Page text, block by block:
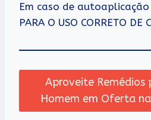
Em caso de
PARA O USO CORRETO DE
Aproveite Remédios
Homem em Oferta